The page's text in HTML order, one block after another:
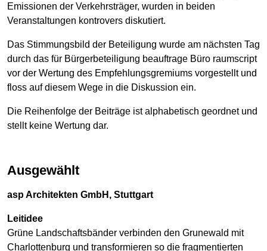
Emissionen der Verkehrsträger, wurden in beiden
Veranstaltungen kontrovers diskutiert.
Das Stimmungsbild der Beteiligung wurde am nächsten Tag
durch das für Bürgerbeteiligung beauftrage Büro raumscript
vor der Wertung des Empfehlungsgremiums vorgestellt und
floss auf diesem Wege in die Diskussion ein.
Die Reihenfolge der Beiträge ist alphabetisch geordnet und
stellt keine Wertung dar.
Ausgewählt
asp Architekten GmbH, Stuttgart
Leitidee
Grüne Landschaftsbänder verbinden den Grunewald mit
Charlottenburg und transformieren so die fragmentierten